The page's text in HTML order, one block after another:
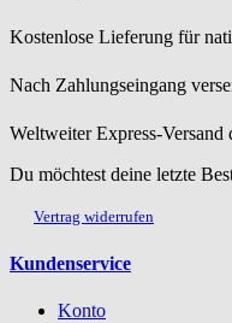
Kostenlose Lieferung für
Nach Zahlungseingang
Weltweiter Express-Versand
Du möchtest deine letzte
Vertrag widerrufen
Kundenservice
Konto